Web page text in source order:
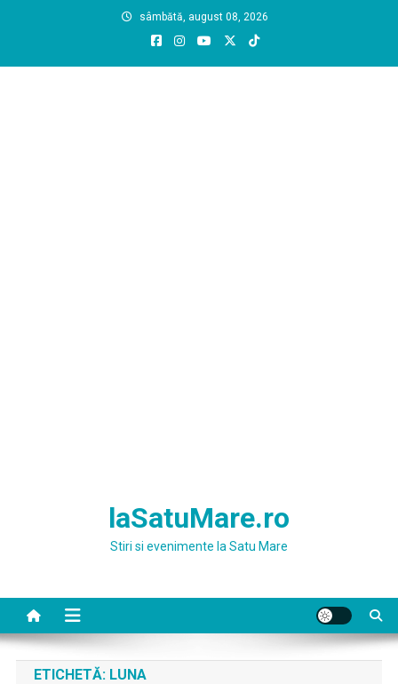
sâmbătă, august 08, 2026
laSatuMare.ro
Stiri si evenimente la Satu Mare
ETICHETĂ: LUNA